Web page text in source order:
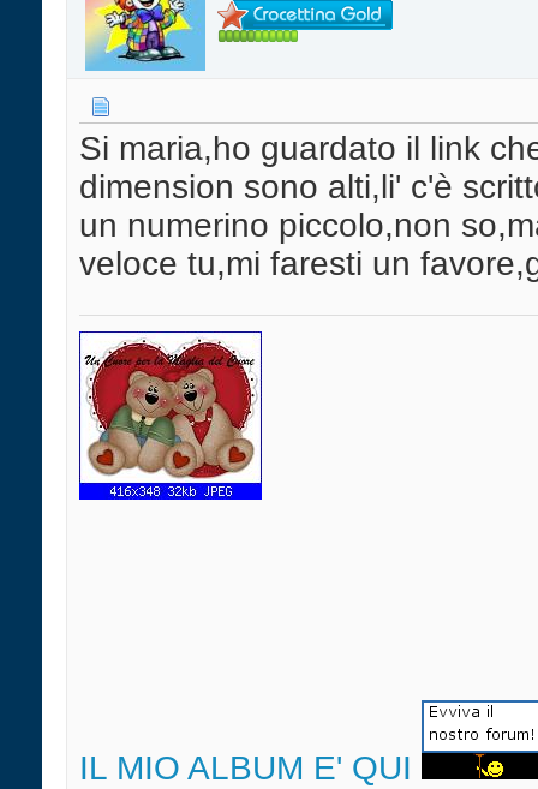
Si maria,ho guardato il link
dimension sono alti,li' c'è
un numerino piccolo,non
veloce tu,mi faresti un
IL MIO ALBUM E' QUI